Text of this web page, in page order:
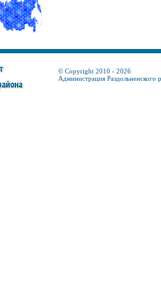
© Copyright 2010 - 2026
Администрация Раздольненского